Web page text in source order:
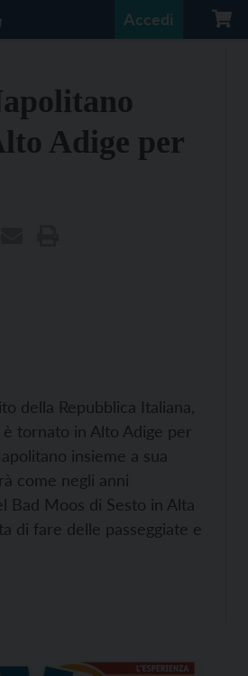
Accedi
Adige per
della Repubblica Italiana,
tornato in Alto Adige per
insieme a sua
come negli anni
Bad Moos di Sesto in Alta
di fare delle passeggiate e